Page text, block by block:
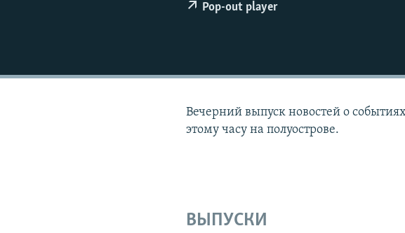
УКРАИНСКАЯ ПРОБЛЕМА КРЫМА
Pop-out player
Вечерний выпуск новостей о
этому часу на полуострове.
ВЫПУСКИ